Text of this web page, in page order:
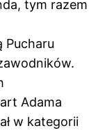
tym razem
Pucharu
Adama
w kategorii